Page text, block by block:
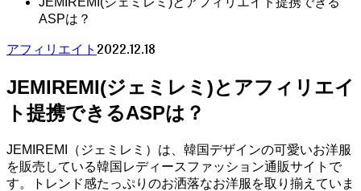
ASPは？
アフィリエイト 2022.12.18
JEMIREMI(ジェミレミ)とアフィリエイ
ト提携できるASPは？
JEMIREMI（ジェミレミ）は、韓国デザインの可愛いお洋服
を販売している韓国レディースファッション通販サイトで
す。トレンド感たっぷりのお洒落なお洋服を取り揃えていま